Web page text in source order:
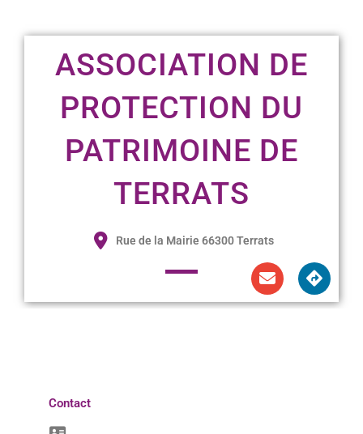
ASSOCIATION DE
PROTECTION DU
PATRIMOINE DE
TERRATS
Rue de la Mairie 66300 Terrats
Contact